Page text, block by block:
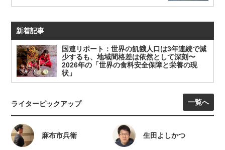
新着記事
国連リポート：世界の飢餓人口は3年連続で減
少するも、地域間格差は依然として深刻〜
2026年の「世界の食料安全保障と栄養の現
状」
ライターピックアップ 一覧へ
麻布市兵衛 生田よしかつ